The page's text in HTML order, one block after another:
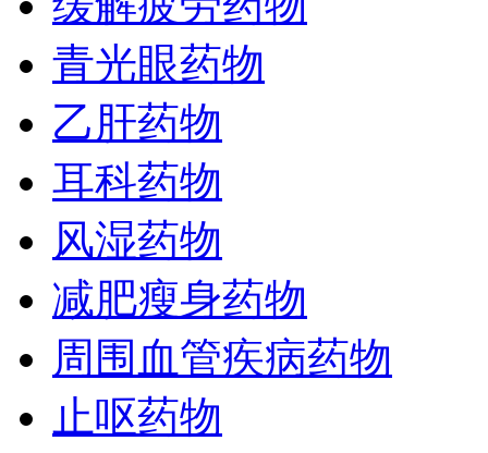
青光眼药物
乙肝药物
耳科药物
风湿药物
减肥瘦身药物
周围血管疾病药物
止呕药物